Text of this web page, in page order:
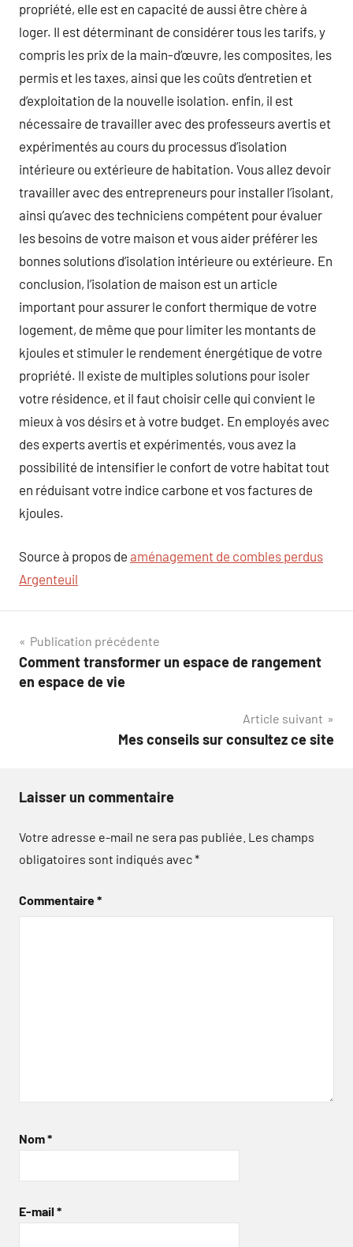
propriété, elle est en capacité de aussi être chère à
loger. Il est déterminant de considérer tous les tarifs, y
compris les prix de la main-d’œuvre, les composites, les
permis et les taxes, ainsi que les coûts d’entretien et
d’exploitation de la nouvelle isolation. enfin, il est
nécessaire de travailler avec des professeurs avertis et
expérimentés au cours du processus d’isolation
intérieure ou extérieure de habitation. Vous allez devoir
travailler avec des entrepreneurs pour installer l’isolant,
ainsi qu’avec des techniciens compétent pour évaluer
les besoins de votre maison et vous aider préférer les
bonnes solutions d’isolation intérieure ou extérieure. En
conclusion, l’isolation de maison est un article
important pour assurer le confort thermique de votre
logement, de même que pour limiter les montants de
kjoules et stimuler le rendement énergétique de votre
propriété. Il existe de multiples solutions pour isoler
votre résidence, et il faut choisir celle qui convient le
mieux à vos désirs et à votre budget. En employés avec
des experts avertis et expérimentés, vous avez la
possibilité de intensifier le confort de votre habitat tout
en réduisant votre indice carbone et vos factures de
kjoules.
Source à propos de aménagement de combles perdus
Argenteuil
Navigation
de
Publication précédente
Comment transformer un espace de rangement
en espace de vie
Article suivant
Mes conseils sur consultez ce site
Laisser un commentaire
Votre adresse e-mail ne sera pas publiée. Les champs
obligatoires sont indiqués avec*
Commentaire*
Nom*
E-mail *